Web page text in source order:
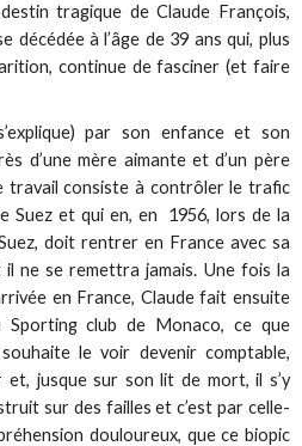
tragique de Claude François,
décédée à l’âge de 39 ans qui, plus
continue de fasciner (et faire
par son enfance et son
d’une mère aimante et d’un père
travail consiste à contrôler le trafic
Suez et qui en, en 1956, lors de la
doit rentrer en France avec sa
ne se remettra jamais. Une fois la
en France, Claude fait ensuite
Sporting club de Monaco, ce que
le voir devenir comptable,
jusque sur son lit de mort, il s’y
sur des failles et c’est par celle-
douloureux, que ce biopic